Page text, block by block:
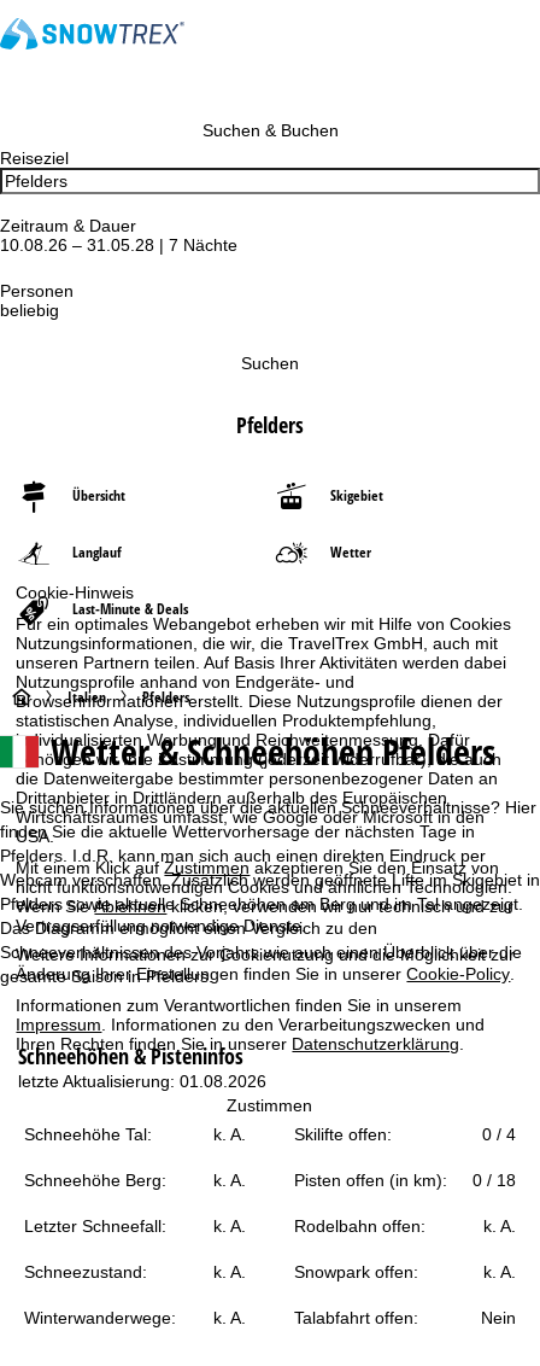
Cookie-Hinweis
Für ein optimales Webangebot erheben wir mit Hilfe von Cookies
Nutzungsinformationen, die wir, die TravelTrex GmbH, auch mit
unseren Partnern teilen. Auf Basis Ihrer Aktivitäten werden dabei
Nutzungsprofile anhand von Endgeräte- und
Browserinformationen erstellt. Diese Nutzungsprofile dienen der
statistischen Analyse, individuellen Produktempfehlung,
individualisierten Werbung und Reichweitenmessung. Dafür
benötigen wir Ihre Zustimmung (jederzeit widerrufbar), die auch
die Datenweitergabe bestimmter personenbezogener Daten an
Drittanbieter in Drittländern außerhalb des Europäischen
Wirtschaftsraumes umfasst, wie Google oder Microsoft in den
USA.
Mit einem Klick aufZustimmenakzeptieren Sie den Einsatz von
nicht funktionsnotwendigen Cookies und ähnlichen Technologien.
Wenn SieAblehnenklicken, verwenden wir nur technisch und zur
Vertragserfüllung notwendige Dienste.
Weitere Informationen zur Cookienutzung und die Möglichkeit zur
Änderung Ihrer Einstellungen finden Sie in unsererCookie-Policy.
Informationen zum Verantwortlichen finden Sie in unserem
Impressum. Informationen zu den Verarbeitungszwecken und
Ihren Rechten finden Sie in unserer Datenschutzerklärung.
Zustimmen
Suchen & Buchen
Reiseziel
Zeitraum & Dauer
10.08.26 – 31.05.28 | 7 Nächte
Personen
beliebig
Suchen
Pfelders
Übersicht Skigebiet
Langlauf Wetter
Last-Minute & Deals
S
t
a
r
t
i
t
e
Italien Pfelders
Wetter & Schneehöhen Pfelders
Sie suchen Informationen über die aktuellen Schneeverhältnisse? Hier
finden Sie die aktuelle Wettervorhersage der nächsten Tage in
Pfelders. I.d.R. kann man sich auch einen direkten Eindruck per
Webcam verschaffen. Zusätzlich werden geöffnete Lifte im Skigebiet in
Pfelders sowie aktuelle Schneehöhen am Berg und im Tal angezeigt.
Das Diagramm ermöglicht einen Vergleich zu den
Schneeverhältnissen des Vorjahrs wie auch einen Überblick über die
gesamte Saison in Pfelders.
Schneehöhen & Pisteninfos
letzte Aktualisierung: 01.08.2026
Schneehöhe Tal: k. A. Skilifte offen: 0 / 4
Schneehöhe Berg: k. A. Pisten offen (in km): 0 / 18
Letzter Schneefall: k. A. Rodelbahn offen: k. A.
Schneezustand: k. A. Snowpark offen: k. A.
Winterwanderwege: k. A. Talabfahrt offen: Nein